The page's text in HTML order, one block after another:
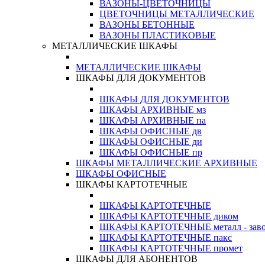
ВАЗОНЫ-ЦВЕТОЧНИЦЫ
ЦВЕТОЧНИЦЫ МЕТАЛЛИЧЕСКИЕ
ВАЗОНЫ БЕТОННЫЕ
ВАЗОНЫ ПЛАСТИКОВЫЕ
МЕТАЛЛИЧЕСКИЕ ШКАФЫ
МЕТАЛЛИЧЕСКИЕ ШКАФЫ
ШКАФЫ ДЛЯ ДОКУМЕНТОВ
ШКАФЫ ДЛЯ ДОКУМЕНТОВ
ШКАФЫ АРХИВНЫЕ мз
ШКАФЫ АРХИВНЫЕ па
ШКАФЫ ОФИСНЫЕ дв
ШКАФЫ ОФИСНЫЕ ди
ШКАФЫ ОФИСНЫЕ пр
ШКАФЫ МЕТАЛЛИЧЕСКИЕ АРХИВНЫЕ
ШКАФЫ ОФИСНЫЕ
ШКАФЫ КАРТОТЕЧНЫЕ
ШКАФЫ КАРТОТЕЧНЫЕ
ШКАФЫ КАРТОТЕЧНЫЕ диком
ШКАФЫ КАРТОТЕЧНЫЕ металл -
ШКАФЫ КАРТОТЕЧНЫЕ пакс
ШКАФЫ КАРТОТЕЧНЫЕ промет
ШКАФЫ ДЛЯ АБОНЕНТОВ